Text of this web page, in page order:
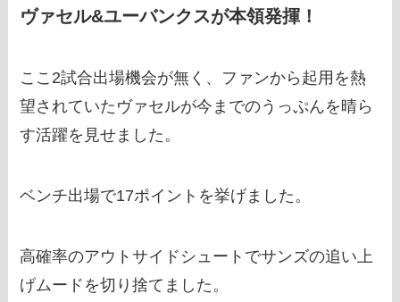
ヴァセル&ユーバンクスが本領発揮！
ここ2試合出場機会が無く、ファンから起用を熱
望されていたヴァセルが今までのうっぷんを晴ら
す活躍を見せました。
ベンチ出場で17ポイントを挙げました。
高確率のアウトサイドシュートでサンズの追い上
げムードを切り捨てました。